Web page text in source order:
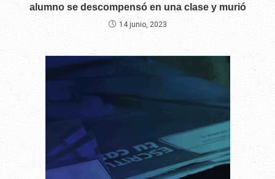
alumno se descompensó en una clase y murió
14 junio, 2023